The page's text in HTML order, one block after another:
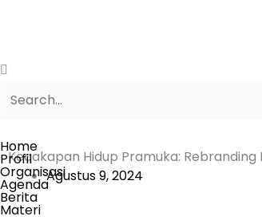
Search
Home
Profil
Organisasi
Agenda
Berita
Materi
Kecakapan Hidup Pramuka:
Agustus 9, 2024